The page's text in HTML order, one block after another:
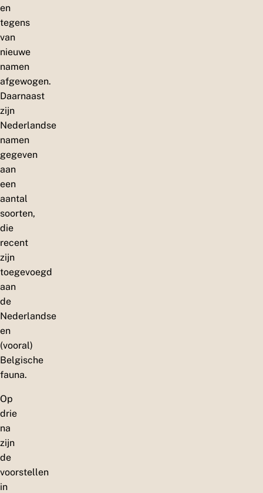
en
tegens
van
nieuwe
namen
afgewogen.
Daarnaast
zijn
Nederlandse
namen
gegeven
aan
een
aantal
soorten,
die
recent
zijn
toegevoegd
aan
de
Nederlandse
en
(vooral)
Belgische
fauna.
Op
drie
na
zijn
de
voorstellen
in